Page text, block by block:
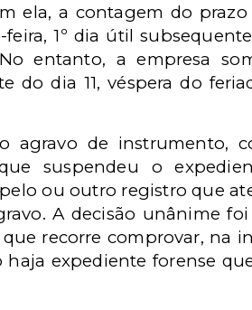
ela, a contagem do
1º dia útil
No entanto, a empresa
do dia 11, véspera do
agravo de instrumento,
suspendeu o
ou outro registro que
A decisão unânime
recorre comprovar, na
expediente forense